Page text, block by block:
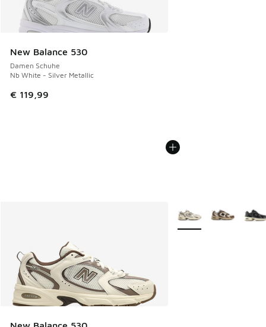
New Balance 530
Damen Schuhe
Nb White - Silver Metallic
€ 119,99
Weitere Farben